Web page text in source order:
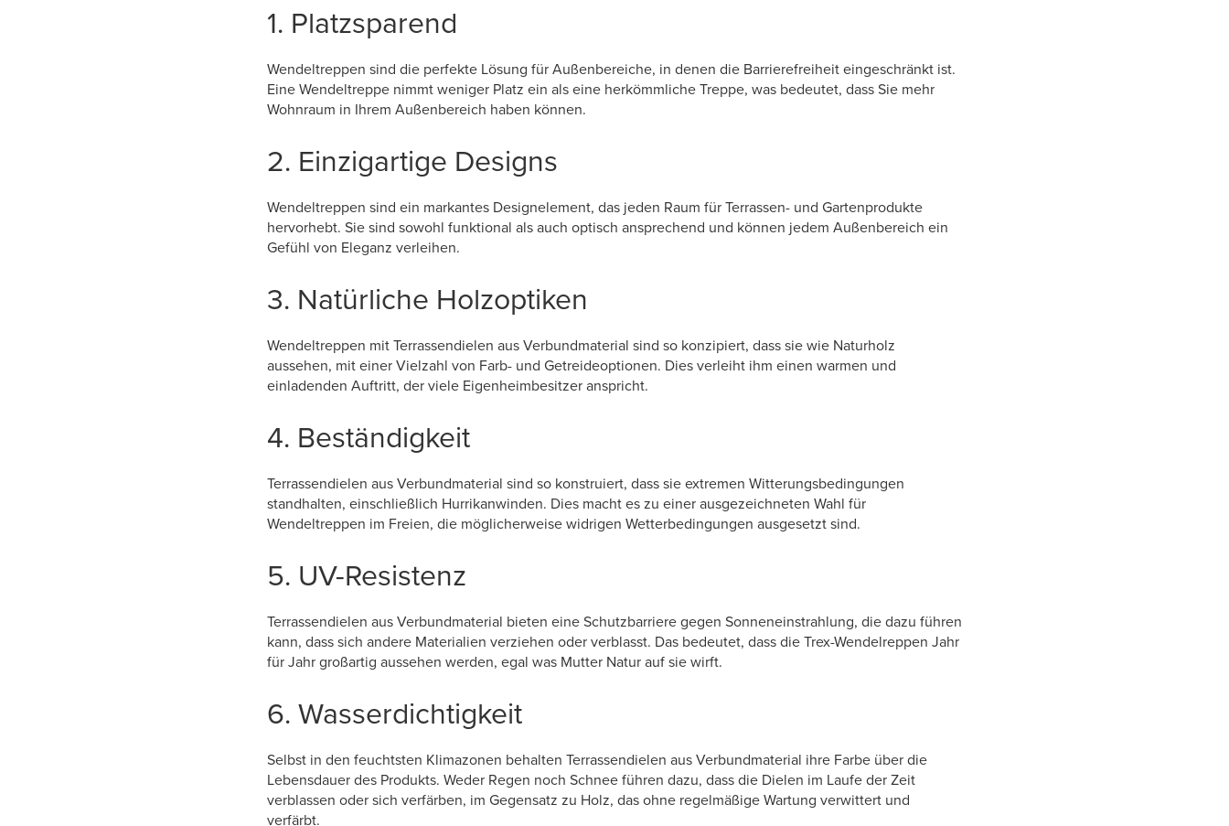
1. Platzsparend
Wendeltreppen sind die perfekte Lösung für Außenbereiche, in denen die Barrierefreiheit eingeschränkt ist.
Eine Wendeltreppe nimmt weniger Platz ein als eine herkömmliche Treppe, was bedeutet, dass Sie mehr
Wohnraum in Ihrem Außenbereich haben können.
2. Einzigartige Designs
Wendeltreppen sind ein markantes Designelement, das jeden Raum für Terrassen- und Gartenprodukte
hervorhebt. Sie sind sowohl funktional als auch optisch ansprechend und können jedem Außenbereich ein
Gefühl von Eleganz verleihen.
3. Natürliche Holzoptiken
Wendeltreppen mit Terrassendielen aus Verbundmaterial sind so konzipiert, dass sie wie Naturholz
aussehen, mit einer Vielzahl von Farb- und Getreideoptionen. Dies verleiht ihm einen warmen und
einladenden Auftritt, der viele Eigenheimbesitzer anspricht.
4. Beständigkeit
Terrassendielen aus Verbundmaterial sind so konstruiert, dass sie extremen Witterungsbedingungen
standhalten, einschließlich Hurrikanwinden. Dies macht es zu einer ausgezeichneten Wahl für
Wendeltreppen im Freien, die möglicherweise widrigen Wetterbedingungen ausgesetzt sind.
5. UV-Resistenz
Terrassendielen aus Verbundmaterial bieten eine Schutzbarriere gegen Sonneneinstrahlung, die dazu führen
kann, dass sich andere Materialien verziehen oder verblasst. Das bedeutet, dass die Trex-Wendelreppen Jahr
für Jahr großartig aussehen werden, egal was Mutter Natur auf sie wirft.
6. Wasserdichtigkeit
Selbst in den feuchtsten Klimazonen behalten Terrassendielen aus Verbundmaterial ihre Farbe über die
Lebensdauer des Produkts. Weder Regen noch Schnee führen dazu, dass die Dielen im Laufe der Zeit
verblassen oder sich verfärben, im Gegensatz zu Holz, das ohne regelmäßige Wartung verwittert und
verfärbt.